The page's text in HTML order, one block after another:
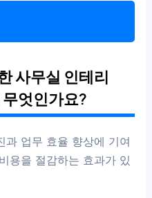
사무실 인테리
엇인가요?
과 업무 효율 향상에 기여
용을 절감하는 효과가 있